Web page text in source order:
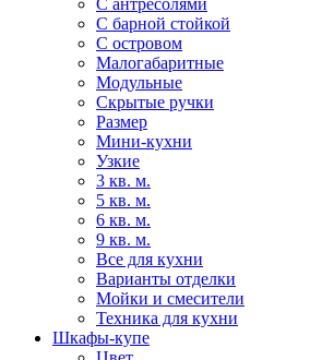
С антресолями
С барной стойкой
С островом
Малогабаритные
Модульные
Скрытые ручки
Размер
Мини-кухни
Узкие
3 кв. м.
5 кв. м.
6 кв. м.
9 кв. м.
Все для кухни
Варианты отделки
Мойки и смесители
Техника для кухни
Шкафы-купе